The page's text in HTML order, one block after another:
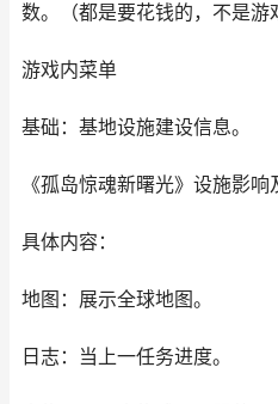
数。（都是要花钱的，不是游
游戏内菜单
基础：基地设施建设信息。
《孤岛惊魂新曙光》设施影
具体内容：
地图：展示全球地图。
日志：当上一任务进度。